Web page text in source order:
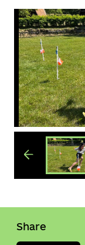
Share